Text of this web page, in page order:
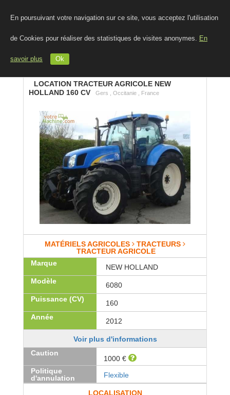
En poursuivant votre navigation sur ce site, vous acceptez l'utilisation
de Cookies pour réaliser des statistiques de visites anonymes. En
savoir plus Ok
LOCATION TRACTEUR AGRICOLE NEW
HOLLAND 160 CV
Gers , Occitanie , France
MATÉRIELS AGRICOLES
TRACTEURS
TRACTEUR AGRICOLE
Marque
NEW HOLLAND
Modèle
6080
Puissance (CV)
160
Année
2012
Voir plus d'informations
Caution
1000 €
Politique
d'annulation
Flexible
LOCALISATION